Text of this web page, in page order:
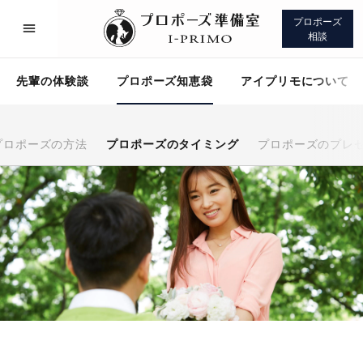
プロポーズ
相談
先輩の体験談 プロポーズ知恵袋 アイプリモについて
ロポーズの方法 プロポーズのタイミング プロポーズのプレ
プロポーズサポート 先輩の体験談
プロポーズ知恵袋 アイプリモについて